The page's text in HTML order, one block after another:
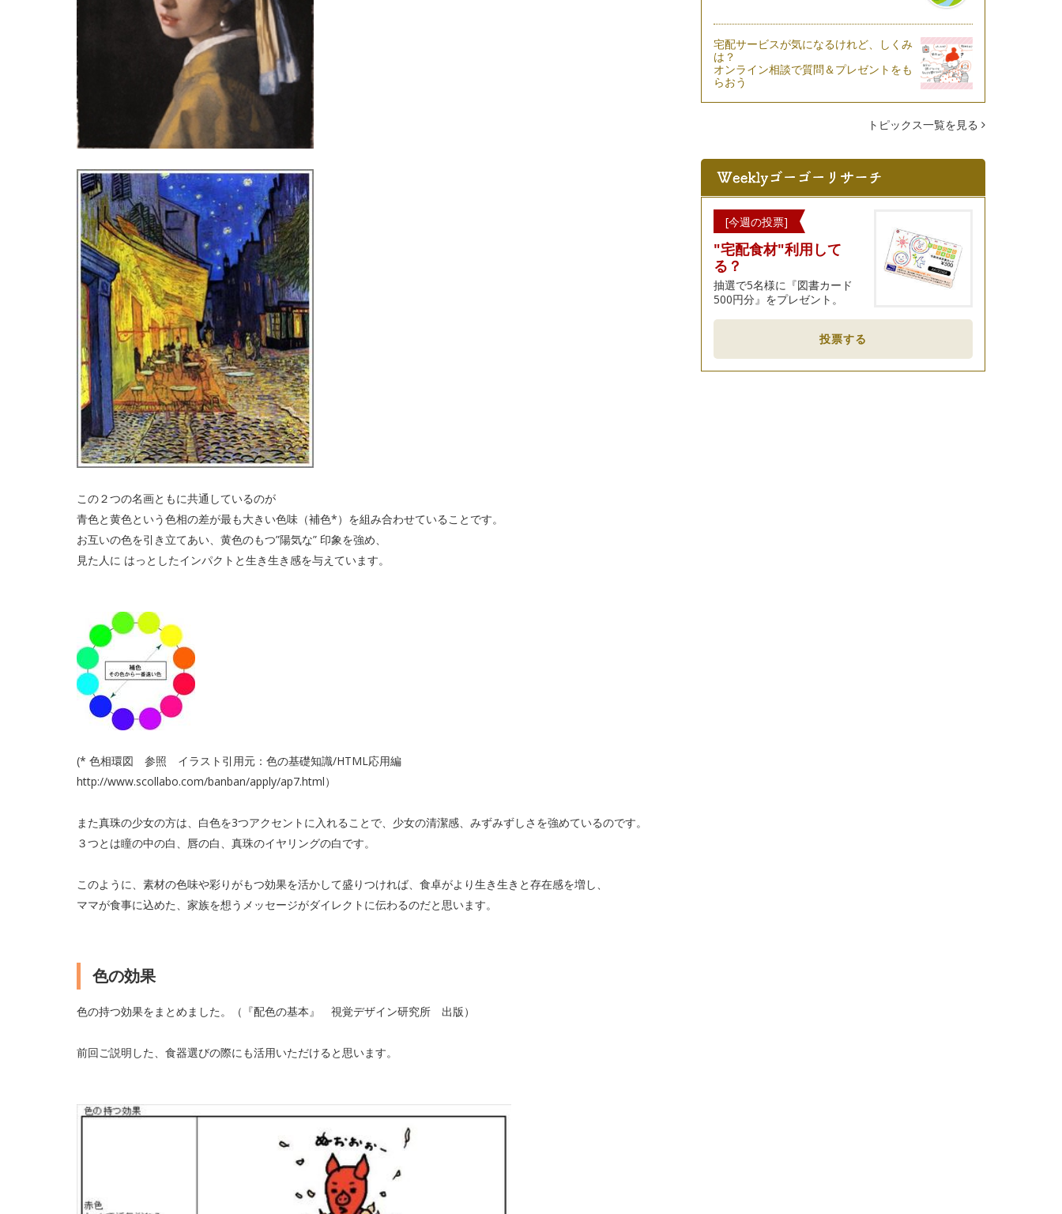
この２つの名画ともに共通しているのが
青色と黄色という色相の差が最も大きい色味（補色*）を組み合わせていることです。
お互いの色を引き立てあい、黄色のもつ”陽気な” 印象を強め、
見た人に はっとしたインパクトと生き生き感を与えています。
(* 色相環図 参照 イラスト引用元：色の基礎知識/HTML応用編
http://www.scollabo.com/banban/apply/ap7.html）
また真珠の少女の方は、白色を3つアクセントに入れることで、少女の清潔感、みずみずしさを強めているのです。
３つとは瞳の中の白、唇の白、真珠のイヤリングの白です。
このように、素材の色味や彩りがもつ効果を活かして盛りつければ、食卓がより生き生きと存在感を増し、
ママが食事に込めた、家族を想うメッセージがダイレクトに伝わるのだと思います。
色の効果
色の持つ効果をまとめました。（『配色の基本』 視覚デザイン研究所 出版）
前回ご説明した、食器選びの際にも活用いただけると思います。
宅配サービスが気になるけれど、しくみ
は？
オンライン相談で質問＆プレゼントをも
らおう
トピックス一覧を見る
[今週の投票]
"宅配食材"利用して
る？
抽選で5名様に『図書カード
500円分』をプレゼント。
投票する